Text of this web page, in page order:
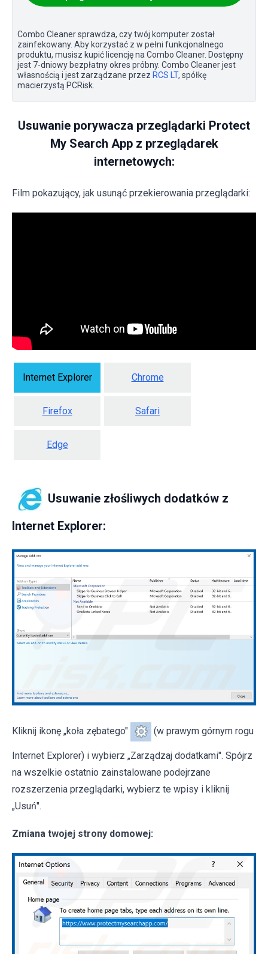
Combo Cleaner sprawdza, czy twój komputer został
zainfekowany. Aby korzystać z w pełni funkcjonalnego
produktu, musisz kupić licencję na Combo Cleaner. Dostępny
jest 7-dniowy bezpłatny okres próbny. Combo Cleaner jest
własnością i jest zarządzane przez RCS LT, spółkę
macierzystą PCRisk.
Usuwanie porywacza przeglądarki Protect
My Search App z przeglądarek
internetowych:
Film pokazujący, jak usunąć przekierowania przeglądarki:
Internet Explorer Chrome
Firefox Safari
Edge
Usuwanie złośliwych dodatków z
Internet Explorer:
Kliknij ikonę „koła zębatego" (w prawym górnym rogu
Internet Explorer) i wybierz „Zarządzaj dodatkami". Spójrz
na wszelkie ostatnio zainstalowane podejrzane
rozszerzenia przeglądarki, wybierz te wpisy i kliknij
„Usuń".
Zmiana twojej strony domowej: